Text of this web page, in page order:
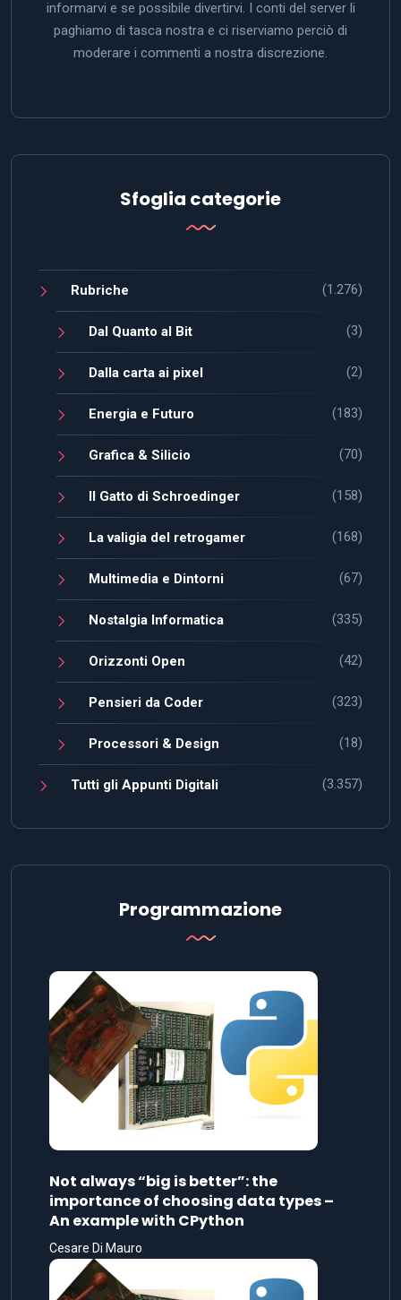
informarvi e se possibile divertirvi. I conti del server li
paghiamo di tasca nostra e ci riserviamo perciò di
moderare i commenti a nostra discrezione.
Sfoglia categorie
Rubriche (1.276)
Dal Quanto al Bit (3)
Dalla carta ai pixel (2)
Energia e Futuro (183)
Grafica & Silicio (70)
Il Gatto di Schroedinger (158)
La valigia del retrogamer (168)
Multimedia e Dintorni (67)
Nostalgia Informatica (335)
Orizzonti Open (42)
Pensieri da Coder (323)
Processori & Design (18)
Tutti gli Appunti Digitali (3.357)
Programmazione
Not always “big is better”: the
importance of choosing data types –
An example with CPython
Cesare Di Mauro